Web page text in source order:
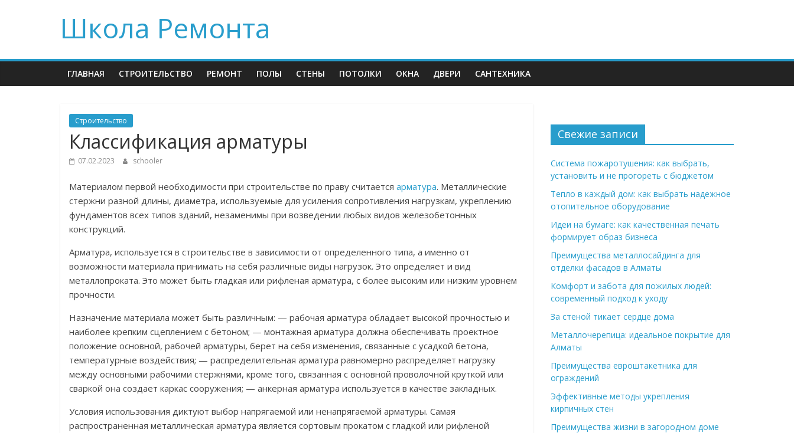
Школа Ремонта
ГЛАВНАЯ СТРОИТЕЛЬСТВО РЕМОНТ ПОЛЫ СТЕНЫ ПОТОЛКИ ОКНА ДВЕРИ САНТЕХНИКА
Строительство
Классификация арматуры
07.02.2023 schooler
Материалом первой необходимости при строительстве по праву считается арматура. Металлические
стержни разной длины, диаметра, используемые для усиления сопротивления нагрузкам, укреплению
фундаментов всех типов зданий, незаменимы при возведении любых видов железобетонных
конструкций.
Арматура, используется в строительстве в зависимости от определенного типа, а именно от
возможности материала принимать на себя различные виды нагрузок. Это определяет и вид
металлопроката. Это может быть гладкая или рифленая арматура, с более высоким или низким уровнем
прочности.
Назначение материала может быть различным: — рабочая арматура обладает высокой прочностью и
наиболее крепким сцеплением с бетоном; — монтажная арматура должна обеспечивать проектное
положение основной, рабочей арматуры, берет на себя изменения, связанные с усадкой бетона,
температурные воздействия; — распределительная арматура равномерно распределяет нагрузку
между основными рабочими стержнями, кроме того, связанная с основной проволочной круткой или
сваркой она создает каркас сооружения; — анкерная арматура используется в качестве закладных.
Условия использования диктуют выбор напрягаемой или ненапрягаемой арматуры. Самая
распространенная металлическая арматура является сортовым прокатом с гладкой или рифленой
Свежие записи
Система пожаротушения: как выбрать,
установить и не прогореть с бюджетом
Тепло в каждый дом: как выбрать надежное
отопительное оборудование
Идеи на бумаге: как качественная печать
формирует образ бизнеса
Преимущества металлосайдинга для
отделки фасадов в Алматы
Комфорт и забота для пожилых людей:
современный подход к уходу
За стеной тикает сердце дома
Металлочерепица: идеальное покрытие для
Алматы
Преимущества евроштакетника для
ограждений
Эффективные методы укрепления
кирпичных стен
Преимущества жизни в загородном доме